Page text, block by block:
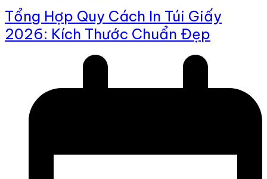
Tổng Hợp Quy Cách In Túi Giấy
2026: Kích Thước Chuẩn Đẹp